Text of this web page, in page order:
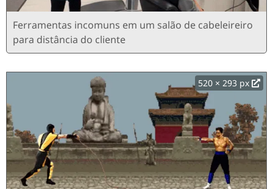
Ferramentas incomuns em um salão de cabeleireiro
para distância do cliente
520 × 293 px